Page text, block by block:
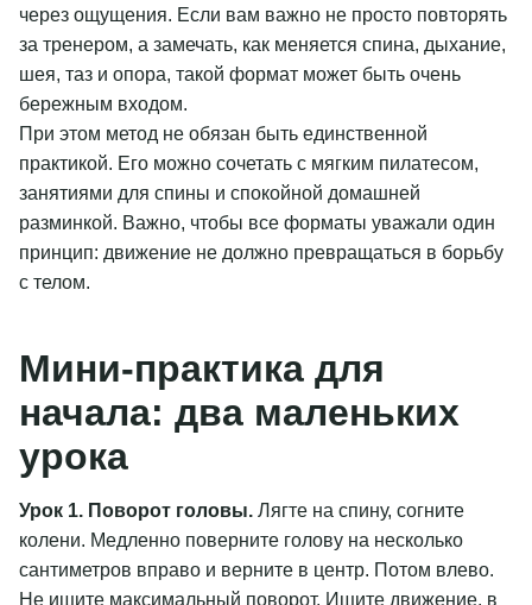
через ощущения. Если вам важно не просто повторять
за тренером, а замечать, как меняется спина, дыхание,
шея, таз и опора, такой формат может быть очень
бережным входом.
При этом метод не обязан быть единственной
практикой. Его можно сочетать с мягким пилатесом,
занятиями для спины и спокойной домашней
разминкой. Важно, чтобы все форматы уважали один
принцип: движение не должно превращаться в борьбу
с телом.
Мини-практика для
начала: два маленьких
урока
Урок 1. Поворот головы. Лягте на спину, согните
колени. Медленно поверните голову на несколько
сантиметров вправо и верните в центр. Потом влево.
Не ищите максимальный поворот. Ищите движение, в